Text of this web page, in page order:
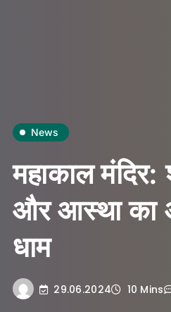
News
महाकाल मंदिर:
और आस्था का
धाम
29.06.2024 10 Mins